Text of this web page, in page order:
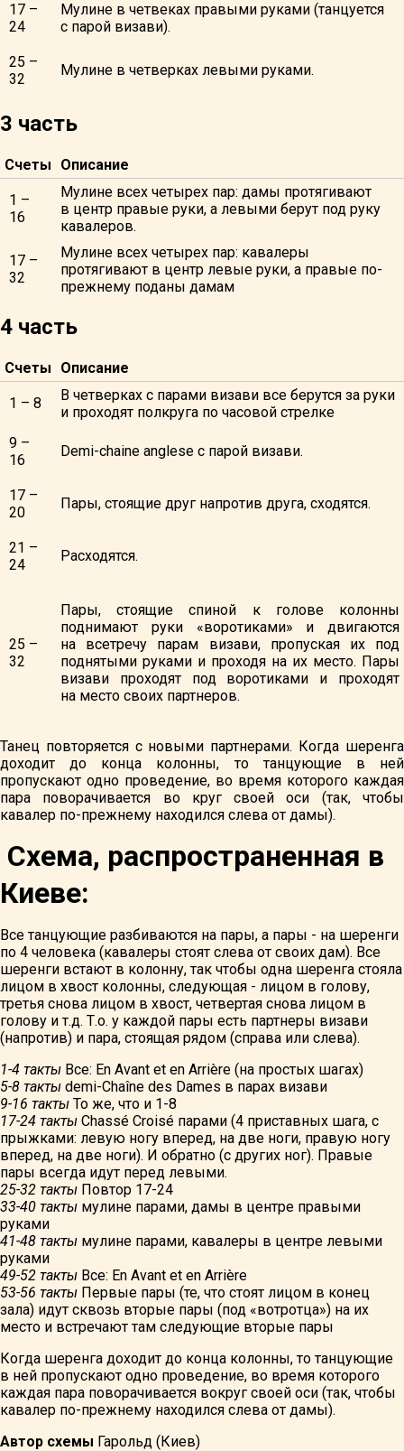
17 –
24
Мулине в четвеках правыми руками (танцуется
с парой визави).
25 –
32
Мулине в четверках левыми руками.
3 часть
Счеты Описание
1 –
16
Мулине всех четырех пар: дамы протягивают
в центр правые руки, а левыми берут под руку
кавалеров.
17 –
32
Мулине всех четырех пар: кавалеры
протягивают в центр левые руки, а правые по-
прежнему поданы дамам
4 часть
Счеты Описание
1 – 8
В четверках с парами визави все берутся за руки
и проходят полкруга по часовой стрелке
9 –
16
Demi-chaine anglese с парой визави.
17 –
20
Пары, стоящие друг напротив друга, сходятся.
21 –
24
Расходятся.
25 –
32
Пары, стоящие спиной к голове колонны
поднимают руки «воротиками» и двигаются
на всетречу парам визави, пропуская их под
поднятыми руками и проходя на их место. Пары
визави проходят под воротиками и проходят
на место своих партнеров.
Танец повторяется с новыми партнерами. Когда шеренга
доходит до конца колонны, то танцующие в ней
пропускают одно проведение, во время которого каждая
пара поворачивается во круг своей оси (так, чтобы
кавалер по-прежнему находился слева от дамы).
Cхема, распространенная в
Киеве:
Все танцующие разбиваются на пары, а пары - на шеренги
по 4 человека (кавалеры стоят слева от своих дам). Все
шеренги встают в колонну, так чтобы одна шеренга стояла
лицом в хвост колонны, следующая - лицом в голову,
третья снова лицом в хвост, четвертая снова лицом в
голову и т.д. Т.о. у каждой пары есть партнеры визави
(напротив) и пара, стоящая рядом (справа или слева).
1-4 такты Все: En Avant et en Arrière (на простых шагах)
5-8 такты demi-Chaîne des Dames в парах визави
9-16 такты То же, что и 1-8
17-24 такты Chassé Croisé парами (4 приставных шага, с
прыжками: левую ногу вперед, на две ноги, правую ногу
вперед, на две ноги). И обратно (с других ног). Правые
пары всегда идут перед левыми.
25-32 такты Повтор 17-24
33-40 такты мулине парами, дамы в центре правыми
руками
41-48 такты мулине парами, кавалеры в центре левыми
руками
49-52 такты Все: En Avant et en Arrière
53-56 такты Первые пары (те, что стоят лицом в конец
зала) идут сквозь вторые пары (под «вотротца») на их
место и встречают там следующие вторые пары
Когда шеренга доходит до конца колонны, то танцующие
в ней пропускают одно проведение, во время которого
каждая пара поворачивается вокруг своей оси (так, чтобы
кавалер по-прежнему находился слева от дамы).
Автор схемы Гарольд (Киев)